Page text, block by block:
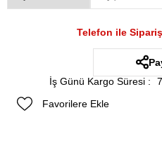
Telefon ile
İş Günü Kargo Süresi :
Favorilere Ekle